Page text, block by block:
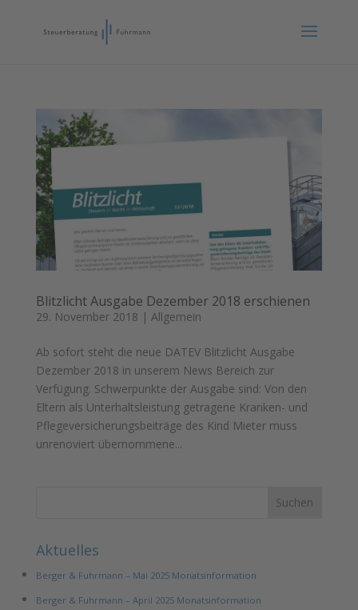
Blitzlicht Ausgabe Dezember 2018 erschienen
29. November 2018 | Allgemein
Ab sofort steht die neue DATEV Blitzlicht Ausgabe
Dezember 2018 in unserem News Bereich zur
Verfügung. Schwerpunkte der Ausgabe sind: Von den
Eltern als Unterhaltsleistung getragene Kranken- und
Pflegeversicherungsbeiträge des Kind Mieter muss
unrenoviert übernommene...
Aktuelles
Berger & Fuhrmann – Mai 2025 Monatsinformation
Berger & Fuhrmann – April 2025 Monatsinformation